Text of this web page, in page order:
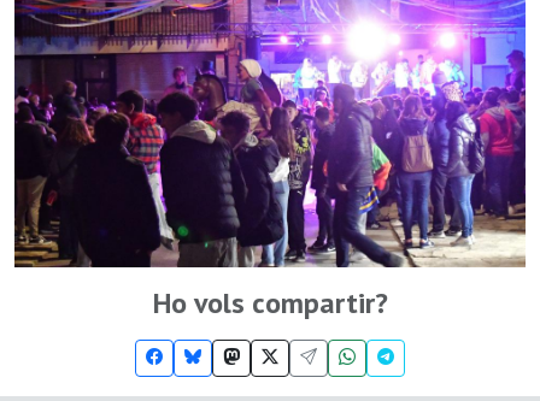
Ho vols compartir?